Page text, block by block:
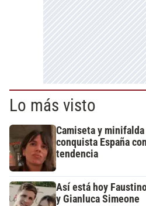
Lo más visto
Camiseta y
conquista España
tendencia
Así está hoy
y Gianluca Simeone